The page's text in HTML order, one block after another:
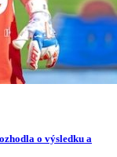
o výsledku a